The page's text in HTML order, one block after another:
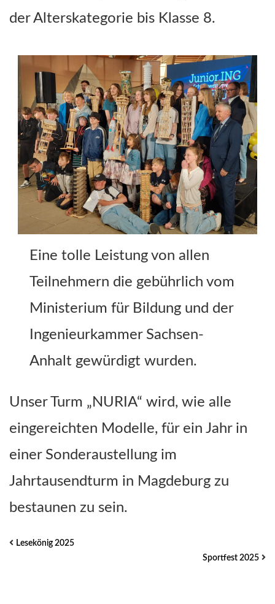
der Alterskategorie bis Klasse 8.
Eine tolle Leistung von allen
Teilnehmern die gebührlich vom
Ministerium für Bildung und der
Ingenieurkammer Sachsen-
Anhalt gewürdigt wurden.
Unser Turm „NURIA“ wird, wie alle
eingereichten Modelle, für ein Jahr in
einer Sonderaustellung im
Jahrtausendturm in Magdeburg zu
bestaunen zu sein.
Lesekönig 2025
Sportfest 2025